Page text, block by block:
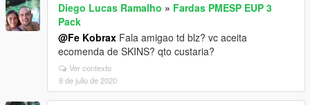
Diego Lucas Ramalho » Fardas PMESP EUP 3
Pack
@Fe Kobrax Fala amigao td blz? vc aceita
ecomenda de SKINS? qto custaria?
Ver contexto
8 de julio de 2020